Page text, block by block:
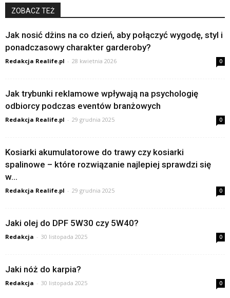
ZOBACZ TEŻ
Jak nosić dżins na co dzień, aby połączyć wygodę, styl i
ponadczasowy charakter garderoby?
Redakcja Realife.pl - 28 kwietnia 2026 0
Jak trybunki reklamowe wpływają na psychologię
odbiorcy podczas eventów branżowych
Redakcja Realife.pl - 29 grudnia 2025 0
Kosiarki akumulatorowe do trawy czy kosiarki
spalinowe – które rozwiązanie najlepiej sprawdzi się
w...
Redakcja Realife.pl - 29 grudnia 2025 0
Jaki olej do DPF 5W30 czy 5W40?
Redakcja - 30 listopada 2025 0
Jaki nóż do karpia?
Redakcja - 30 listopada 2025 0